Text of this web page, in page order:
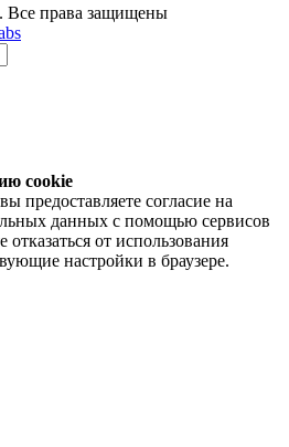
права защищены
cookie
вы предоставляете согласие на
данных с помощью сервисов
от использования
настройки в браузере.